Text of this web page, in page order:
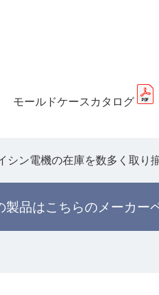
モールドケースカタログ
シン電機の在庫を数多く取り
製品はこちらのメーカー